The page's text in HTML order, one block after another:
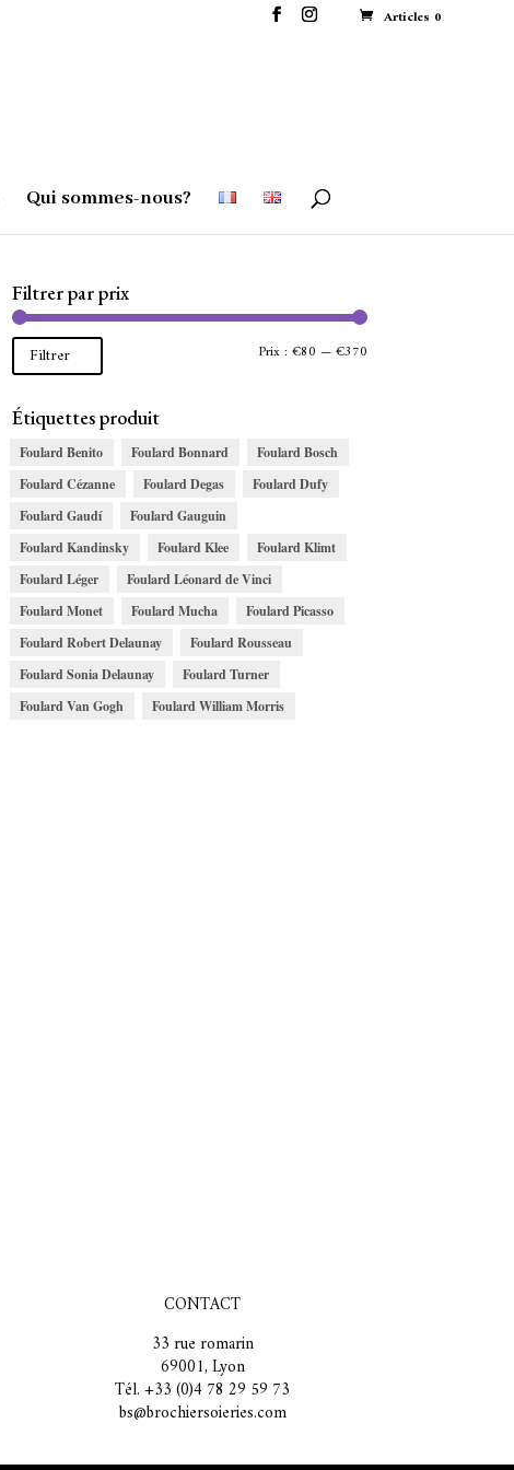
Articles 0
Qui sommes-nous?
Filtrer par prix
Prix
Prix
Filtrer Prix : €80 —€370
Étiquettes produit
Foulard Benito Foulard Bonnard
Foulard Bosch
Foulard Cézanne
Foulard Degas
Foulard Dufy
Foulard Gaudí
Foulard Gauguin
Foulard Kandinsky
Foulard Klee
Foulard Klimt
Foulard Léger
Foulard Léonard de Vinci
Foulard Monet
Foulard Mucha
Foulard Picasso
Foulard Robert Delaunay
Foulard Rousseau
Foulard Sonia Delaunay
Foulard Turner
Foulard Van Gogh
Foulard William Morris
CONTACT
33 rue romarin
69001, Lyon
Tél. +33 (0)4 78 29 59 73
bs@brochiersoieries.com